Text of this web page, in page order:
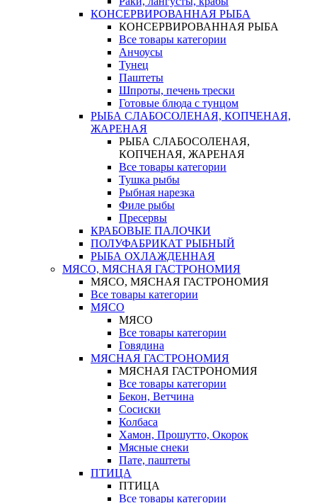
КОНСЕРВИРОВАННАЯ РЫБА
КОНСЕРВИРОВАННАЯ РЫБА
Все товары категории
Анчоусы
Тунец
Паштеты
Шпроты, печень трески
Готовые блюда с тунцом
РЫБА СЛАБОСОЛЕНАЯ, КОПЧЕНАЯ,
ЖАРЕНАЯ
РЫБА СЛАБОСОЛЕНАЯ,
КОПЧЕНАЯ, ЖАРЕНАЯ
Все товары категории
Тушка рыбы
Рыбная нарезка
Филе рыбы
Пресервы
КРАБОВЫЕ ПАЛОЧКИ
ПОЛУФАБРИКАТ РЫБНЫЙ
РЫБА ОХЛАЖДЕННАЯ
МЯСО, МЯСНАЯ ГАСТРОНОМИЯ
МЯСО, МЯСНАЯ ГАСТРОНОМИЯ
Все товары категории
МЯСО
МЯСО
Все товары категории
Говядина
МЯСНАЯ ГАСТРОНОМИЯ
МЯСНАЯ ГАСТРОНОМИЯ
Все товары категории
Бекон, Ветчина
Сосиски
Колбаса
Хамон, Прошутто, Окорок
Мясные снеки
Пате, паштеты
ПТИЦА
ПТИЦА
Все товары категории